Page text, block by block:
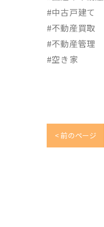
#中古戸建て
#不動産買取
#不動産管理
#空き家
< 前のページ